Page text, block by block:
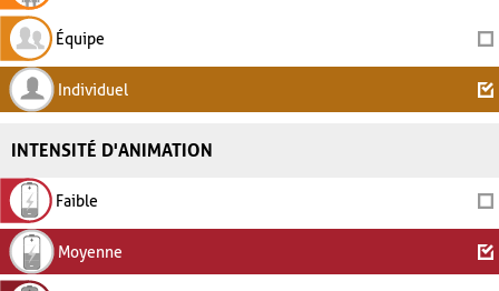
Équipe
Individuel
INTENSITÉ D'ANIMATION
Faible
Moyenne